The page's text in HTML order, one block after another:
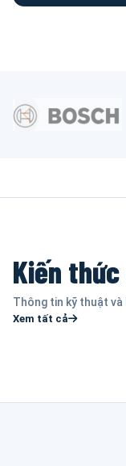
Kiến
Thông tin kỹ thuật và
Xem tất cả